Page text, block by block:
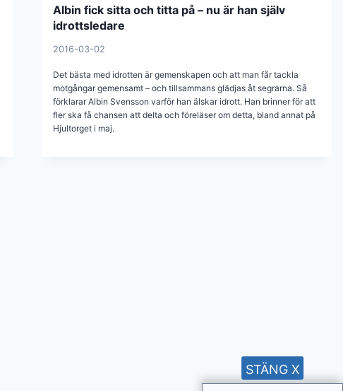
Albin fick sitta och titta på – nu är han själv
idrottsledare
2016-03-02
Det bästa med idrotten är gemenskapen och att man får tackla
motgångar gemensamt – och tillsammans glädjas åt segrarna. Så
förklarar Albin Svensson varför han älskar idrott. Han brinner för att
fler ska få chansen att delta och föreläser om detta, bland annat på
Hjultorget i maj.
STÄNG X